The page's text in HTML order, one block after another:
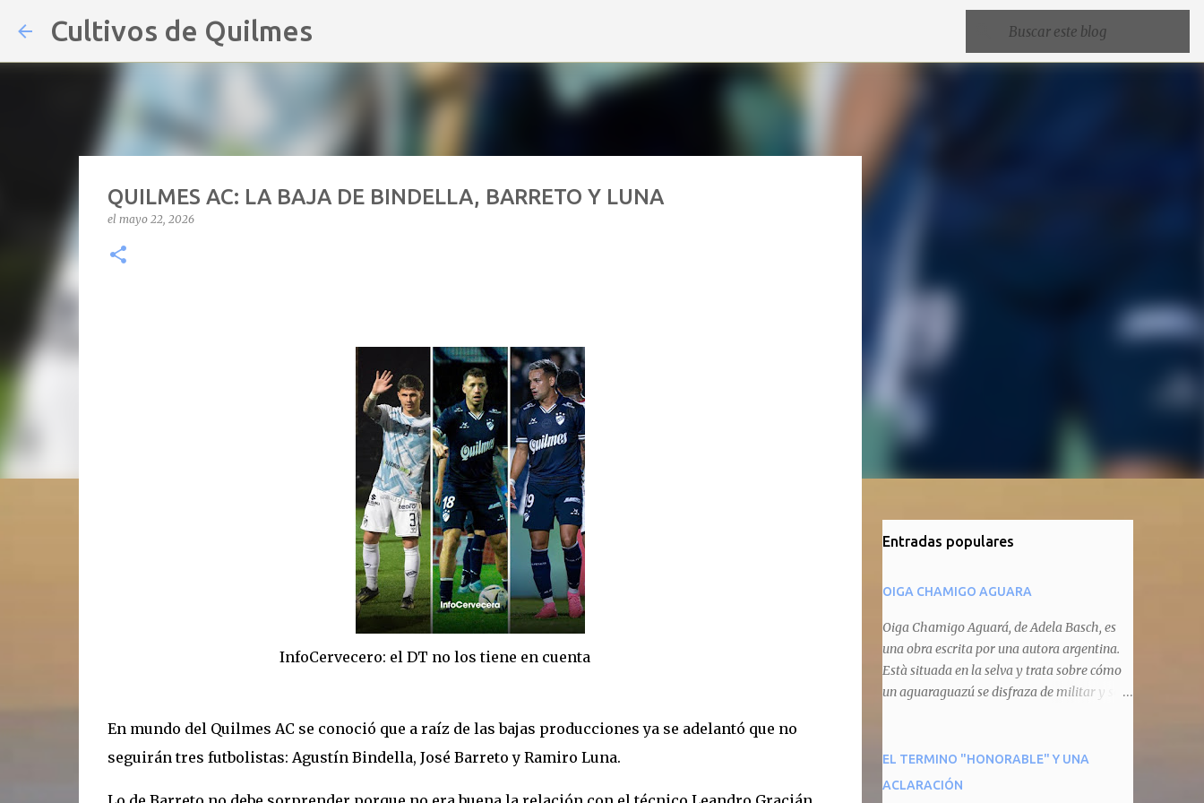
Cultivos de Quilmes
QUILMES AC: LA BAJA DE BINDELLA, BARRETO Y LUNA
el mayo 22, 2026
InfoCervecero: el DT no los tiene en cuenta
En mundo del Quilmes AC se conoció que a raíz de las bajas producciones ya se adelantó que no
seguirán tres futbolistas: Agustín Bindella, José Barreto y Ramiro Luna.
Entradas populares
OIGA CHAMIGO AGUARA
Oiga Chamigo Aguará, de Adela Basch, es
una obra escrita por una autora argentina.
Està situada en la selva y trata sobre cómo
un aguaraguazú se disfraza de militar y se
animal que pretenda circular por ahí. En
primera instancia aparece Teteu, el tero,
EL TERMINO "HONORABLE" Y UNA
ACLARACIÓN